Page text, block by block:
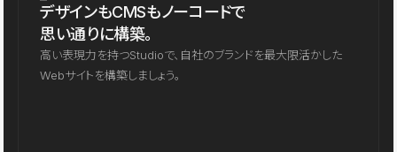
デザインもCMSもノーコードで
思い通りに構築。
高い表現力を持つStudioで、自社のブランドを最大限活かした
Webサイトを構築しましょう。